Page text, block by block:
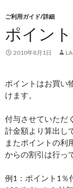
ご利用ガイド/詳細
ポイン
2010年8月1日
ポイントはお買い
けます。
付与させていただ
計金額より算出し
またポイントの利
からの割引は行っ
例1：ポイント1％